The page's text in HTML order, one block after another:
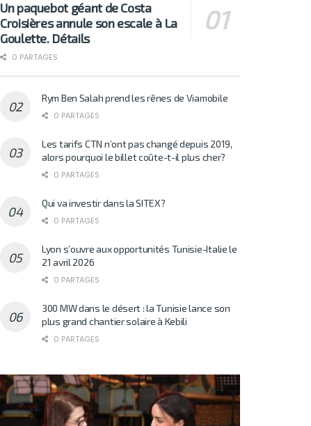
Un paquebot géant de Costa
Croisières annule son escale à La
Goulette. Détails
0 PARTAGES
Rym Ben Salah prend les rênes de Viamobile
0 PARTAGES
Les tarifs CTN n’ont pas changé depuis 2019,
alors pourquoi le billet coûte-t-il plus cher?
0 PARTAGES
Qui va investir dans la SITEX?
0 PARTAGES
Lyon s’ouvre aux opportunités Tunisie-Italie le
21 avril 2026
0 PARTAGES
300 MW dans le désert : la Tunisie lance son
plus grand chantier solaire à Kebili
0 PARTAGES